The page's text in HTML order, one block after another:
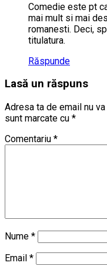
Comedie este pt
mai mult si mai
romanesti. Deci,
titulatura.
Răspunde
Lasă un răspuns
Adresa ta de email nu
sunt marcate cu *
Comentariu *
Nume *
Email *